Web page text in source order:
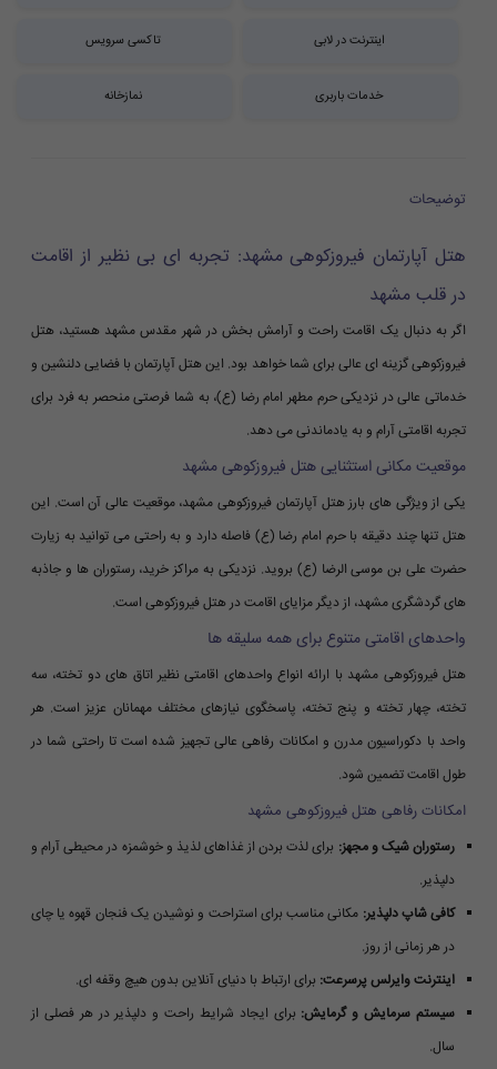
اینترنت در لابی تاکسی سرویس
خدمات باربری نمازخانه
توضیحات
هتل آپارتمان فیروزکوهی مشهد: تجربه ای بی نظیر از اقامت
در قلب مشهد
اگر به دنبال یک اقامت راحت و آرامش بخش در شهر مقدس مشهد هستید، هتل
فیروزکوهی گزینه ای عالی برای شما خواهد بود. این هتل آپارتمان با فضایی دلنشین و
خدماتی عالی در نزدیکی حرم مطهر امام رضا (ع)، به شما فرصتی منحصر به فرد برای
تجربه اقامتی آرام و به یادماندنی می دهد.
موقعیت مکانی استثنایی هتل فیروزکوهی مشهد
یکی از ویژگی های بارز هتل آپارتمان فیروزکوهی مشهد، موقعیت عالی آن است. این
هتل تنها چند دقیقه با حرم امام رضا (ع) فاصله دارد و به راحتی می توانید به زیارت
حضرت علی بن موسی الرضا (ع) بروید. نزدیکی به مراکز خرید، رستوران ها و جاذبه
های گردشگری مشهد، از دیگر مزایای اقامت در هتل فیروزکوهی است.
واحدهای اقامتی متنوع برای همه سلیقه ها
هتل فیروزکوهی مشهد با ارائه انواع واحدهای اقامتی نظیر اتاق های دو تخته، سه
تخته، چهار تخته و پنج تخته، پاسخگوی نیازهای مختلف مهمانان عزیز است. هر
واحد با دکوراسیون مدرن و امکانات رفاهی عالی تجهیز شده است تا راحتی شما در
طول اقامت تضمین شود.
امکانات رفاهی هتل فیروزکوهی مشهد
رستوران شیک و مجهز: برای لذت بردن از غذاهای لذیذ و خوشمزه در محیطی آرام و
دلپذیر.
کافی شاپ دلپذیر: مکانی مناسب برای استراحت و نوشیدن یک فنجان قهوه یا چای
در هر زمانی از روز.
اینترنت وایرلس پرسرعت: برای ارتباط با دنیای آنلاین بدون هیچ وقفه ای.
سیستم سرمایش و گرمایش: برای ایجاد شرایط راحت و دلپذیر در هر فصلی از
سال.